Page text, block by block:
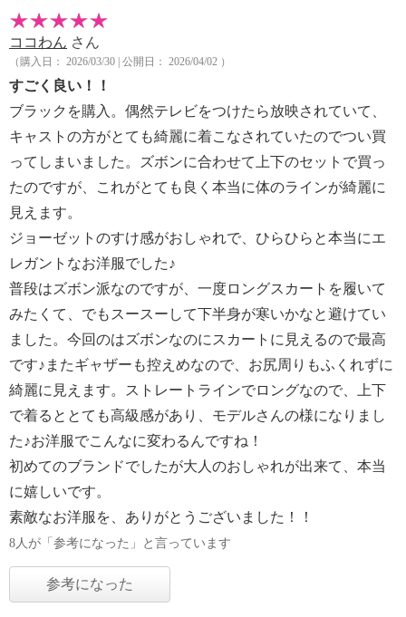
ココわん さん
（購入日： 2026/03/30 | 公開日： 2026/04/02 ）
すごく良い！！
ブラックを購入。偶然テレビをつけたら放映されていて、
キャストの方がとても綺麗に着こなされていたのでつい買
ってしまいました。ズボンに合わせて上下のセットで買っ
たのですが、これがとても良く本当に体のラインが綺麗に
見えます。
ジョーゼットのすけ感がおしゃれで、ひらひらと本当にエ
レガントなお洋服でした♪
普段はズボン派なのですが、一度ロングスカートを履いて
みたくて、でもスースーして下半身が寒いかなと避けてい
ました。今回のはズボンなのにスカートに見えるので最高
です♪またギャザーも控えめなので、お尻周りもふくれずに
綺麗に見えます。ストレートラインでロングなので、上下
で着るととても高級感があり、モデルさんの様になりまし
た♪お洋服でこんなに変わるんですね！
初めてのブランドでしたが大人のおしゃれが出来て、本当
に嬉しいです。
素敵なお洋服を、ありがとうございました！！
8人が「参考になった」と言っています
参考になった